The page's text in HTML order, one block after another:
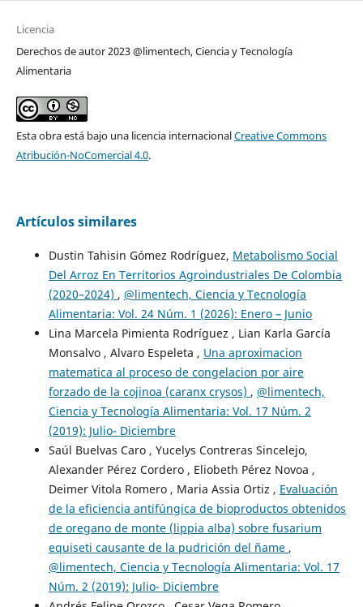
Licencia
Derechos de autor 2023 @limentech, Ciencia y Tecnología
Alimentaria
Esta obra está bajo una licencia internacionalCreative Commons
Atribución-NoComercial 4.0.
Artículos similares
Dustin Tahisin Gómez Rodríguez, Metabolismo Social
Del Arroz En Territorios Agroindustriales De Colombia
(2020–2024) , @limentech, Ciencia y Tecnología
Alimentaria: Vol. 24 Núm. 1 (2026): Enero – Junio
Lina Marcela Pimienta Rodríguez , Lian Karla García
Monsalvo , Alvaro Espeleta , Una aproximacion
matematica al proceso de congelacion por aire
forzado de la cojinoa (caranx crysos) , @limentech,
Ciencia y Tecnología Alimentaria: Vol. 17 Núm. 2
(2019): Julio- Diciembre
Saúl Buelvas Caro , Yucelys Contreras Sincelejo,
Alexander Pérez Cordero , Eliobeth Pérez Novoa ,
Deimer Vitola Romero , Maria Assia Ortiz , Evaluación
de la eficiencia antifúngica de bioproductos obtenidos
de oregano de monte (lippia alba) sobre fusarium
equiseti causante de la pudrición del ñame ,
@limentech, Ciencia y Tecnología Alimentaria: Vol. 17
Núm. 2 (2019): Julio- Diciembre